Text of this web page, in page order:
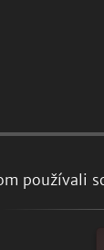
používali